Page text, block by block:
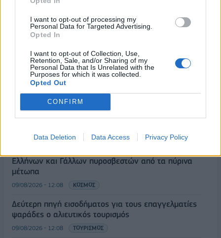
I want to opt-out of processing my
Personal Data for Targeted Advertising.
Opted In
I want to opt-out of Collection, Use,
Retention, Sale, and/or Sharing of my
Personal Data that Is Unrelated with the
Purposes for which it was collected.
Opted Out
CONFIRM
Data Deletion Data Access Privacy Policy
09/08/2026 - 13:24 ΕΛΛΑΔΑ
την ασφάλεια από τα drones μετά το περιστατικό σε
αεροδρόμιο
09/08/2026 - 12:57 ΚΟΣΜΟΣ
Αυξημένη η επιβατική κίνηση από το λιμάνι του
Πειραιά – Περίπου 60.000 ταξίδεψαν Παρασκευή
και Σάββατο
ΕΛΛΑΔΑ
Ελλήνων και Γάλλων πυροσβεστών από τα πύρινα
μέτωπα
09/08/2026 - 12:08 ΚΟΣΜΟΣ
Δεύτερη πηγή εισοδήματος για τους επαγγελματίες
ψαράδες ο αλιευτικός τουρισμός
09/08/2026 - 12:08 ΤΟΥΡΙΣΜΟΣ